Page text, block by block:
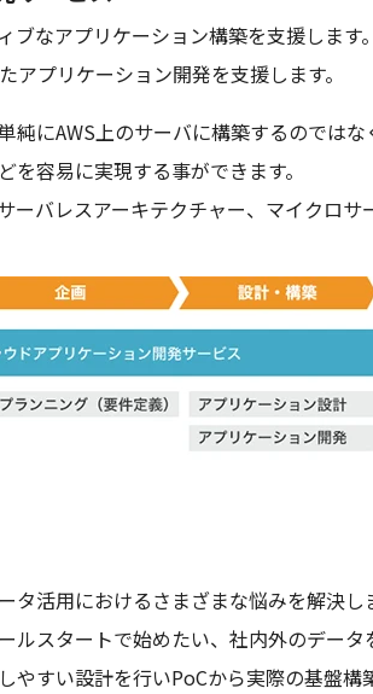
なアプリケーション構築を支援します。
プリケーション開発を支援します。
にAWS上のサーバに構築するのでは
容易に実現する事ができます。
バレスアーキテクチャー、マイクロ
活用におけるさまざまな悩みを解決し
ルスタートで始めたい、社内外のデー
すい設計を行いPoCから実際の基盤構